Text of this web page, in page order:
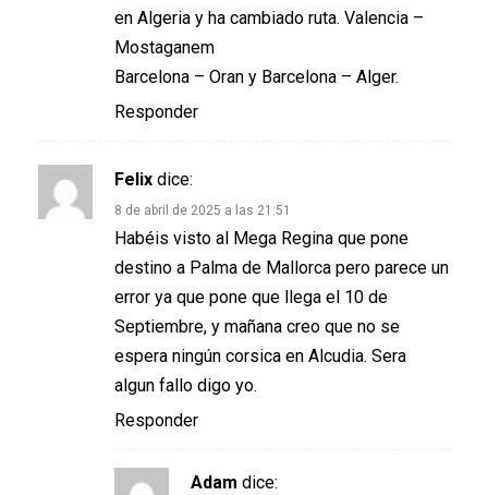
en Algeria y ha cambiado ruta. Valencia –
Mostaganem
Barcelona – Oran y Barcelona – Alger.
Responder
Felix dice:
8 de abril de 2025 a las 21:51
Habéis visto al Mega Regina que pone
destino a Palma de Mallorca pero parece un
error ya que pone que llega el 10 de
Septiembre, y mañana creo que no se
espera ningún corsica en Alcudia. Sera
algun fallo digo yo.
Responder
Adam dice: